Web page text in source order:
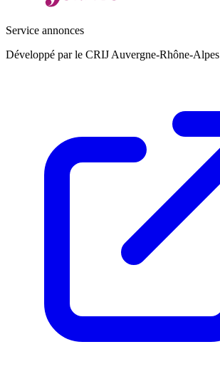
Service annonces
Développé par le CRIJ Auvergne-Rhône-Alpes